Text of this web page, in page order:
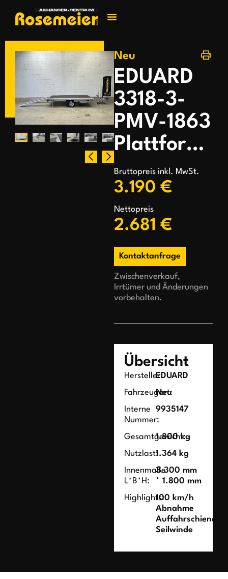
Neu
EDUARD
3318-3-
PMV-1863
Plattform/Universaltransporter
Bruttopreis inkl. MwSt.
3.190 €
Nettopreis
2.681 €
Kontaktanfrage
Zwischenverkauf,
Irrtümer und Änderungen
vorbehalten.
Übersicht
Hersteller:EDUARD
Fahrzeugart:
Neu
Interne
Nummer:
9935147
Gesamtgewicht:
1.800 kg
Nutzlast:1.364 kg
Innenmaße
L*B*H:
3.300 mm
* 1.800 mm
Highlights:100 km/h
Abnahme
Auffahrschienen
Seilwinde